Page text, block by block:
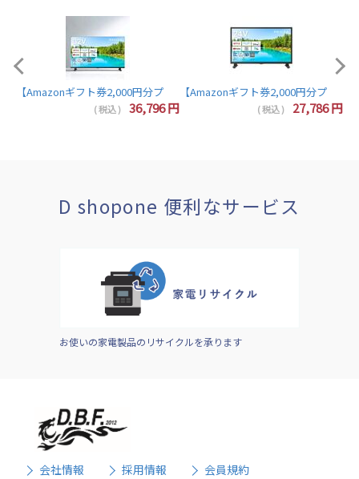
【Amazonギフト券2,000円分プレゼント】東芝 レグザ テレビ 32インチ
( 税込 ) 36,796円 ( 税込 ) 27,786円
D shopone 便利なサービス
お使いの家電製品のリサイクルを承ります
会社情報 採用情報
会員規約